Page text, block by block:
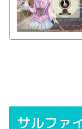
サルファ